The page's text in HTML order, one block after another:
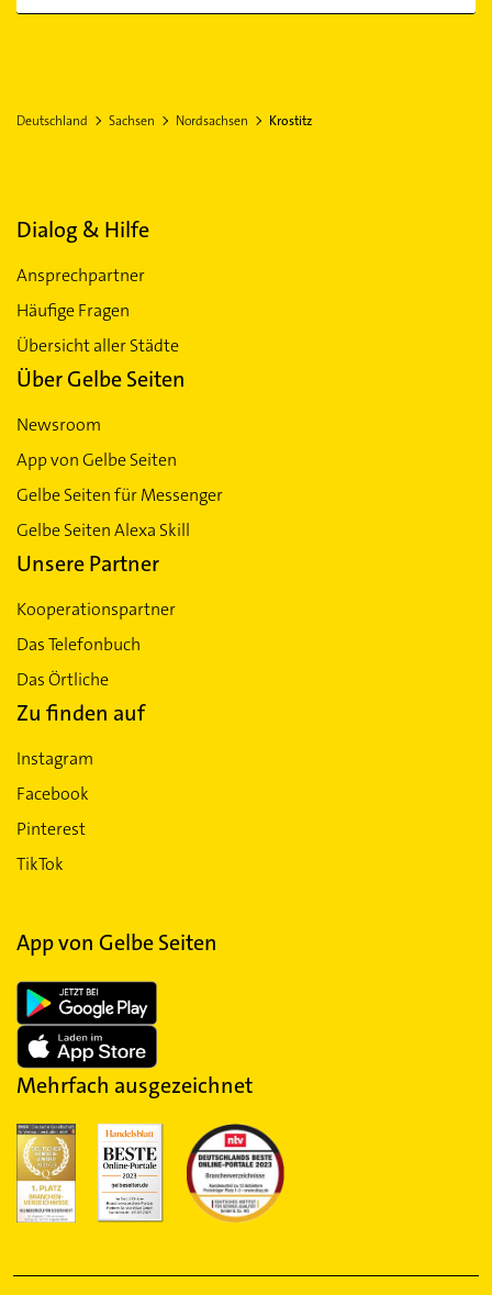
Deutschland Sachsen Nordsachsen Krostitz
Dialog & Hilfe
Ansprechpartner
Häufige Fragen
Übersicht aller Städte
Über Gelbe Seiten
Newsroom
App von Gelbe Seiten
Gelbe Seiten für Messenger
Gelbe Seiten Alexa Skill
Unsere Partner
Kooperationspartner
Das Telefonbuch
Das Örtliche
Zu finden auf
Instagram
Facebook
Pinterest
TikTok
App von Gelbe Seiten
Mehrfach ausgezeichnet